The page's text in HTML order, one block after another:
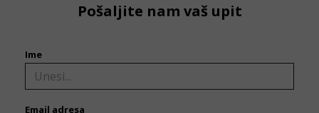
Pošaljite nam vaš upit
Ime
Email adresa